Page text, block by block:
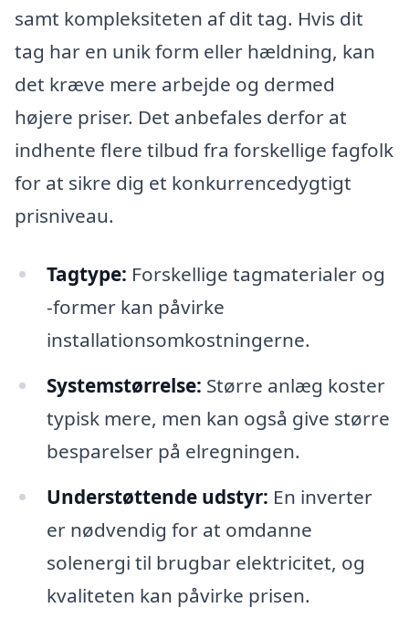
samt kompleksiteten af dit tag. Hvis dit
tag har en unik form eller hældning, kan
det kræve mere arbejde og dermed
højere priser. Det anbefales derfor at
indhente flere tilbud fra forskellige fagfolk
for at sikre dig et konkurrencedygtigt
prisniveau.
Tagtype: Forskellige tagmaterialer og
-former kan påvirke
installationsomkostningerne.
Systemstørrelse: Større anlæg koster
typisk mere, men kan også give større
besparelser på elregningen.
Understøttende udstyr: En inverter
er nødvendig for at omdanne
solenergi til brugbar elektricitet, og
kvaliteten kan påvirke prisen.